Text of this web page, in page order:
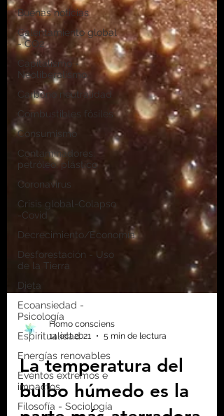
Buenas noticias
Calentamiento global
- CO2
Capitalismo -
Neoliberalismo
Carbono neutralidad
Combustibles fósiles
Consumismo
Contaminadores:
petróleo, plástico
Coronavirus
Crisis global-Colapso
-Covid
Decrecimiento/Economía
Desforestación - Uso
de la Tierra
Dieta
Ecoansiedad -
Psicología
Espiritualidad
Energías renovables
Eventos extremos e
impactos
Filosofía - Sociología
Homo consciens
14 oct 2021
5 min de lectura
La temperatura del